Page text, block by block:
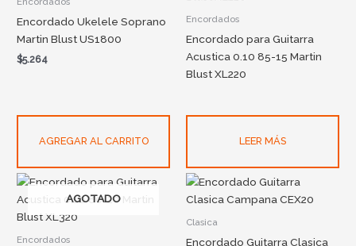
Encordado Ukelele Soprano
Martin Blust US1800
$5.264
AGREGAR AL CARRITO
Encordados
Encordado para Guitarra
Acustica 0.10 85-15 Martin
Blust XL220
LEER MÁS
AGOTADO
Encordados
Clasica
Encordado Guitarra Clasica